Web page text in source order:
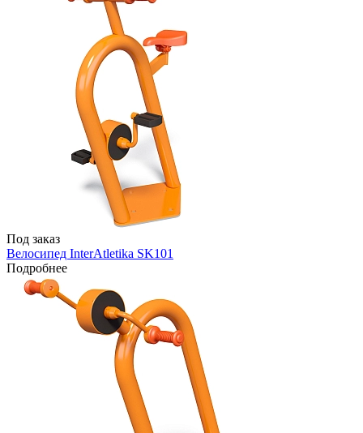
Под заказ
Велосипед InterAtletika SK101
Подробнее